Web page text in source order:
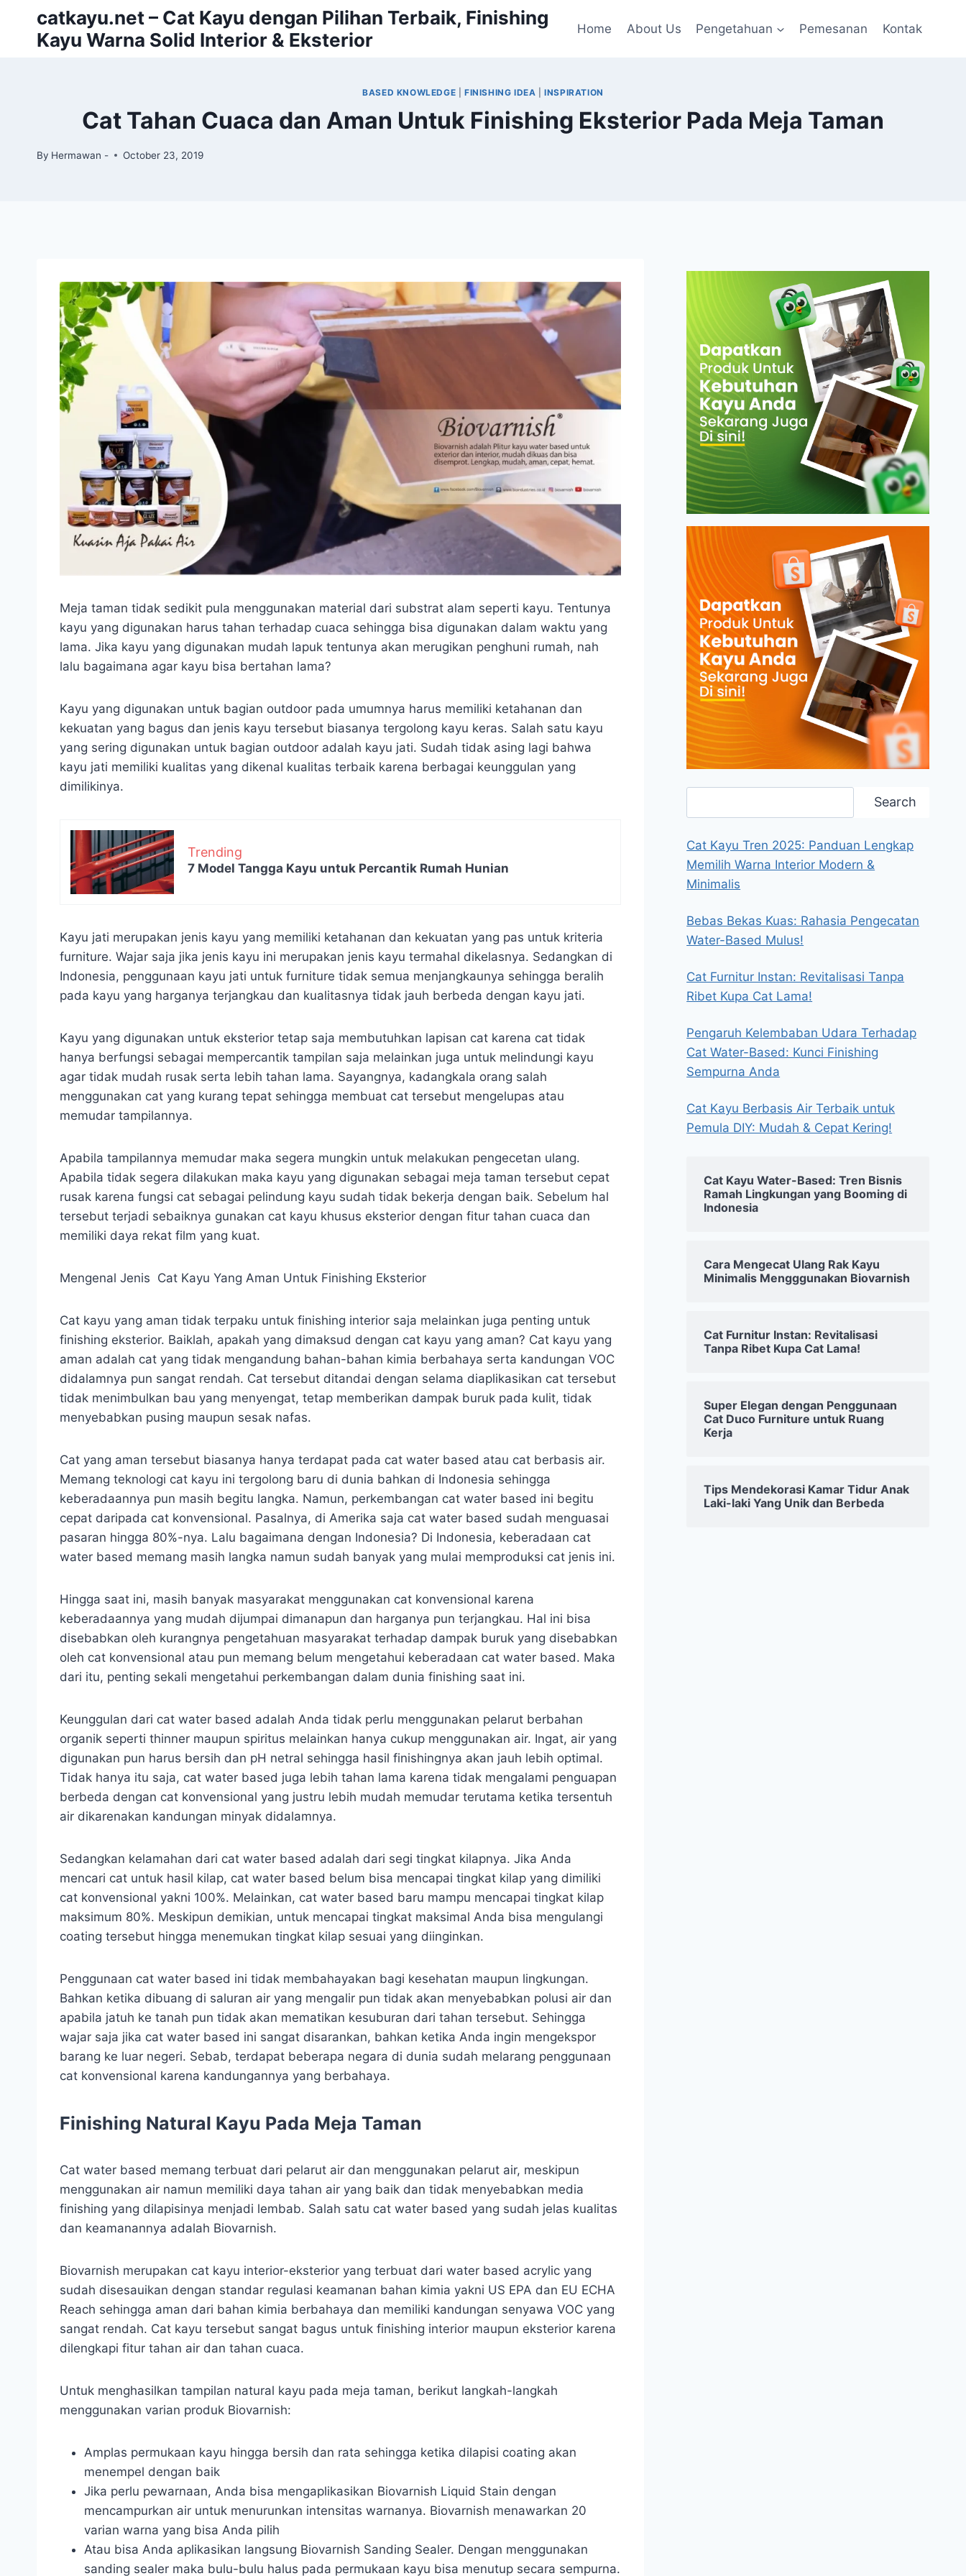
content
catkayu.net – Cat Kayu dengan Pilihan Terbaik, Finishing
Kayu Warna Solid Interior & Eksterior
Home About Us Pengetahuan Pemesanan Kontak
BASED KNOWLEDGE |FINISHING IDEA |INSPIRATION
Cat Tahan Cuaca dan Aman Untuk Finishing Eksterior Pada Meja Taman
By Hermawan - October 23, 2019
Meja taman tidak sedikit pula menggunakan material dari substrat alam seperti kayu. Tentunya
kayu yang digunakan harus tahan terhadap cuaca sehingga bisa digunakan dalam waktu yang
lama. Jika kayu yang digunakan mudah lapuk tentunya akan merugikan penghuni rumah, nah
lalu bagaimana agar kayu bisa bertahan lama?
Kayu yang digunakan untuk bagian outdoor pada umumnya harus memiliki ketahanan dan
kekuatan yang bagus dan jenis kayu tersebut biasanya tergolong kayu keras. Salah satu kayu
yang sering digunakan untuk bagian outdoor adalah kayu jati. Sudah tidak asing lagi bahwa
kayu jati memiliki kualitas yang dikenal kualitas terbaik karena berbagai keunggulan yang
dimilikinya.
Trending
7 Model Tangga Kayu untuk Percantik Rumah Hunian
Kayu jati merupakan jenis kayu yang memiliki ketahanan dan kekuatan yang pas untuk kriteria
furniture. Wajar saja jika jenis kayu ini merupakan jenis kayu termahal dikelasnya. Sedangkan di
Indonesia, penggunaan kayu jati untuk furniture tidak semua menjangkaunya sehingga beralih
pada kayu yang harganya terjangkau dan kualitasnya tidak jauh berbeda dengan kayu jati.
Kayu yang digunakan untuk eksterior tetap saja membutuhkan lapisan cat karena cat tidak
hanya berfungsi sebagai mempercantik tampilan saja melainkan juga untuk melindungi kayu
agar tidak mudah rusak serta lebih tahan lama. Sayangnya, kadangkala orang salah
menggunakan cat yang kurang tepat sehingga membuat cat tersebut mengelupas atau
memudar tampilannya.
Apabila tampilannya memudar maka segera mungkin untuk melakukan pengecetan ulang.
Apabila tidak segera dilakukan maka kayu yang digunakan sebagai meja taman tersebut cepat
rusak karena fungsi cat sebagai pelindung kayu sudah tidak bekerja dengan baik. Sebelum hal
tersebut terjadi sebaiknya gunakan cat kayu khusus eksterior dengan fitur tahan cuaca dan
memiliki daya rekat film yang kuat.
Mengenal Jenis Cat Kayu Yang Aman Untuk Finishing Eksterior
Cat kayu yang aman tidak terpaku untuk finishing interior saja melainkan juga penting untuk
finishing eksterior. Baiklah, apakah yang dimaksud dengan cat kayu yang aman? Cat kayu yang
aman adalah cat yang tidak mengandung bahan-bahan kimia berbahaya serta kandungan VOC
didalamnya pun sangat rendah. Cat tersebut ditandai dengan selama diaplikasikan cat tersebut
tidak menimbulkan bau yang menyengat, tetap memberikan dampak buruk pada kulit, tidak
menyebabkan pusing maupun sesak nafas.
Cat yang aman tersebut biasanya hanya terdapat pada cat water based atau cat berbasis air.
Memang teknologi cat kayu ini tergolong baru di dunia bahkan di Indonesia sehingga
keberadaannya pun masih begitu langka. Namun, perkembangan cat water based ini begitu
cepat daripada cat konvensional. Pasalnya, di Amerika saja cat water based sudah menguasai
pasaran hingga 80%-nya. Lalu bagaimana dengan Indonesia? Di Indonesia, keberadaan cat
water based memang masih langka namun sudah banyak yang mulai memproduksi cat jenis ini.
Hingga saat ini, masih banyak masyarakat menggunakan cat konvensional karena
keberadaannya yang mudah dijumpai dimanapun dan harganya pun terjangkau. Hal ini bisa
disebabkan oleh kurangnya pengetahuan masyarakat terhadap dampak buruk yang disebabkan
oleh cat konvensional atau pun memang belum mengetahui keberadaan cat water based. Maka
dari itu, penting sekali mengetahui perkembangan dalam dunia finishing saat ini.
Keunggulan dari cat water based adalah Anda tidak perlu menggunakan pelarut berbahan
organik seperti thinner maupun spiritus melainkan hanya cukup menggunakan air. Ingat, air yang
digunakan pun harus bersih dan pH netral sehingga hasil finishingnya akan jauh lebih optimal.
Tidak hanya itu saja, cat water based juga lebih tahan lama karena tidak mengalami penguapan
berbeda dengan cat konvensional yang justru lebih mudah memudar terutama ketika tersentuh
air dikarenakan kandungan minyak didalamnya.
Sedangkan kelamahan dari cat water based adalah dari segi tingkat kilapnya. Jika Anda
mencari cat untuk hasil kilap, cat water based belum bisa mencapai tingkat kilap yang dimiliki
cat konvensional yakni 100%. Melainkan, cat water based baru mampu mencapai tingkat kilap
maksimum 80%. Meskipun demikian, untuk mencapai tingkat maksimal Anda bisa mengulangi
coating tersebut hingga menemukan tingkat kilap sesuai yang diinginkan.
Penggunaan cat water based ini tidak membahayakan bagi kesehatan maupun lingkungan.
Bahkan ketika dibuang di saluran air yang mengalir pun tidak akan menyebabkan polusi air dan
apabila jatuh ke tanah pun tidak akan mematikan kesuburan dari tahan tersebut. Sehingga
wajar saja jika cat water based ini sangat disarankan, bahkan ketika Anda ingin mengekspor
barang ke luar negeri. Sebab, terdapat beberapa negara di dunia sudah melarang penggunaan
cat konvensional karena kandungannya yang berbahaya.
Finishing Natural Kayu Pada Meja Taman
Cat water based memang terbuat dari pelarut air dan menggunakan pelarut air, meskipun
menggunakan air namun memiliki daya tahan air yang baik dan tidak menyebabkan media
finishing yang dilapisinya menjadi lembab. Salah satu cat water based yang sudah jelas kualitas
dan keamanannya adalah Biovarnish.
Biovarnish merupakan cat kayu interior-eksterior yang terbuat dari water based acrylic yang
sudah disesauikan dengan standar regulasi keamanan bahan kimia yakni US EPA dan EU ECHA
Reach sehingga aman dari bahan kimia berbahaya dan memiliki kandungan senyawa VOC yang
sangat rendah. Cat kayu tersebut sangat bagus untuk finishing interior maupun eksterior karena
dilengkapi fitur tahan air dan tahan cuaca.
Untuk menghasilkan tampilan natural kayu pada meja taman, berikut langkah-langkah
menggunakan varian produk Biovarnish:
Amplas permukaan kayu hingga bersih dan rata sehingga ketika dilapisi coating akan
menempel dengan baik
Jika perlu pewarnaan, Anda bisa mengaplikasikan Biovarnish Liquid Stain dengan
mencampurkan air untuk menurunkan intensitas warnanya. Biovarnish menawarkan 20
varian warna yang bisa Anda pilih
Atau bisa Anda aplikasikan langsung Biovarnish Sanding Sealer. Dengan menggunakan
sanding sealer maka bulu-bulu halus pada permukaan kayu bisa menutup secara sempurna.
Search
Cat Kayu Tren 2025: Panduan Lengkap
Memilih Warna Interior Modern &
Minimalis
Bebas Bekas Kuas: Rahasia Pengecatan
Water-Based Mulus!
Cat Furnitur Instan: Revitalisasi Tanpa
Ribet Kupa Cat Lama!
Pengaruh Kelembaban Udara Terhadap
Cat Water-Based: Kunci Finishing
Sempurna Anda
Cat Kayu Berbasis Air Terbaik untuk
Pemula DIY: Mudah & Cepat Kering!
Cat Kayu Water-Based: Tren Bisnis
Ramah Lingkungan yang Booming di
Indonesia
Cara Mengecat Ulang Rak Kayu
Minimalis Mengggunakan Biovarnish
Cat Furnitur Instan: Revitalisasi
Tanpa Ribet Kupa Cat Lama!
Super Elegan dengan Penggunaan
Cat Duco Furniture untuk Ruang
Kerja
Tips Mendekorasi Kamar Tidur Anak
Laki-laki Yang Unik dan Berbeda